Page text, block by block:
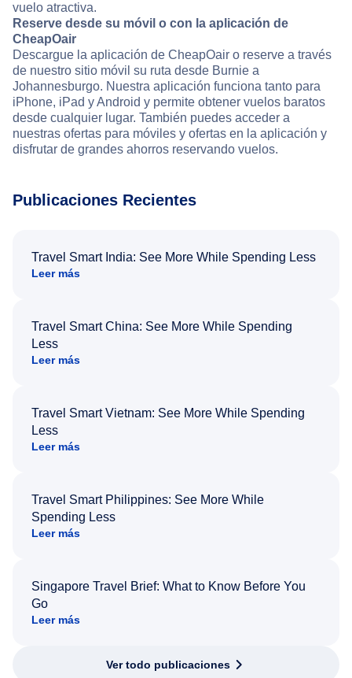
vuelo atractiva.
Reserve desde su móvil o con la aplicación de
CheapOair
Descargue la aplicación de CheapOair o reserve a través
de nuestro sitio móvil su ruta desde Burnie a
Johannesburgo. Nuestra aplicación funciona tanto para
iPhone, iPad y Android y permite obtener vuelos baratos
desde cualquier lugar. También puedes acceder a
nuestras ofertas para móviles y ofertas en la aplicación y
disfrutar de grandes ahorros reservando vuelos.
Publicaciones Recientes
Travel Smart India: See More While Spending Less
Leer más
Travel Smart China: See More While Spending
Less
Leer más
Travel Smart Vietnam: See More While Spending
Less
Leer más
Travel Smart Philippines: See More While
Spending Less
Leer más
Singapore Travel Brief: What to Know Before You
Go
Leer más
Ver todo publicaciones